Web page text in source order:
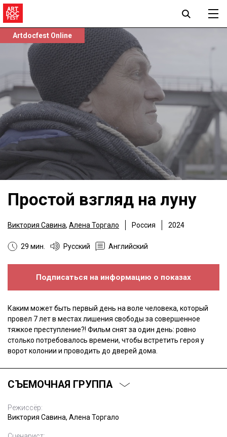
Artdocfest Online
Простой взгляд на луну
Виктория Савина, Алена Торгало Россия 2024
29 мин. Русский Английский
Подписаться на информацию о показах
Каким может быть первый день на воле человека, который
провел 7 лет в местах лишения свободы за совершенное
тяжкое преступление?! Фильм снят за один день: ровно
столько потребовалось времени, чтобы встретить героя у
ворот колонии и проводить до дверей дома.
СЪЕМОЧНАЯ ГРУППА
Режиссёр:
Виктория Савина, Алена Торгало